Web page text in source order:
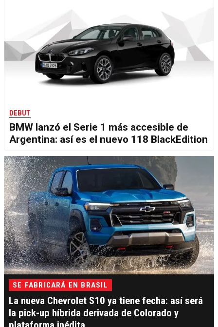
DEBUT
BMW lanzó el Serie 1 más accesible de
Argentina: así es el nuevo 118 BlackEdition
SE FABRICARÁ EN BRASIL
La nueva Chevrolet S10 ya tiene fecha: así será
la pick-up híbrida derivada de Colorado y